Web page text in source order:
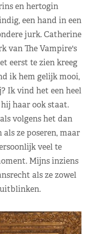
en hertogin
een hand in een
jurk. Catherine
van The Vampire's
eerst te zien kreeg
ik hem gelijk mooi,
Ik vind het een heel
haar ook staat.
volgens het dan
ze poseren, maar
veel te
Mijns inziens
als ze zowel